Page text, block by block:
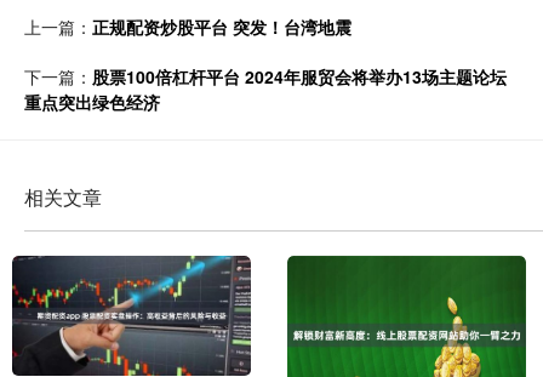
上一篇： 正规配资炒股平台 突发！台湾地震
下一篇： 股票100倍杠杆平台 2024年服贸会将举办13场主题论坛
重点突出绿色经济
相关文章